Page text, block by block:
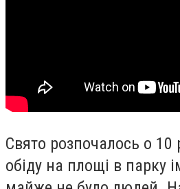
Свято розпочалось о 10
обіду на площі в парку